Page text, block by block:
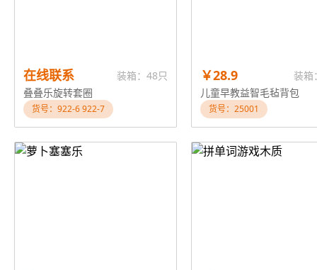
在线联系
装箱：48只
叠叠乐旋转套圈
货号：922-6 922-7
￥28.9
装箱
儿童早教益智毛毡背包
货号：25001